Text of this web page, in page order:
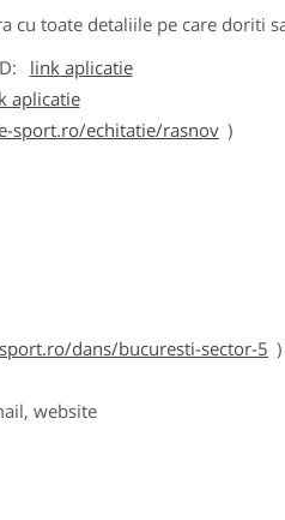
toate detaliile pe care doriti
link aplicatie
aplicatie
sport.ro/echitatie/rasnov )
dans/bucuresti-sector-5
website